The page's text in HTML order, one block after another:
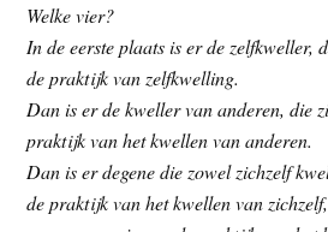
Welke vier?
In de eerste plaats is er de zelfkweller,
de praktijk van zelfkwelling.
Dan is er de kweller van anderen, die
praktijk van het kwellen van anderen.
Dan is er degene die zowel zichzelf
de praktijk van het kwellen van